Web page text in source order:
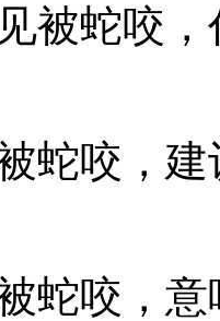
被蛇咬
蛇咬，
蛇咬，